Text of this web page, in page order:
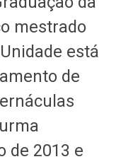
mestrado
está
de
de 2013 e